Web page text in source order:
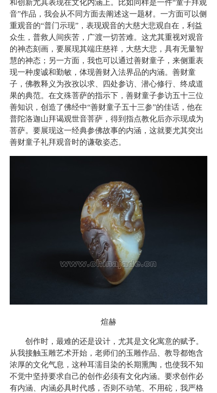
和创新尤其表现在文化内涵上。比如同样是一件“童子拜观
音”作品，我会从不同方面去阐述这一题材。一方面可以侧
重观音的“普门示现”，表现观音的大慈大悲观自在，利益
众生，普救人间疾苦，广渡一切苦难。这尤其重视对观音
的神态刻画，要展现其端庄慈祥，大慈大悲，具有无量智
慧的神态；另一方面，我也可以通过善财童子，来侧重表
现一种虔诚和勤敏，体现善财入法界品的内涵。善财童
子，佛教释义为孜孜以求、四处参访、潜心修行、终成道
果的典范。在文殊菩萨的指示下，善财童子参访五十三位
善知识，创造了佛经中“善财童子五十三参”的佳话，他在
普陀洛迦山拜谒观世音菩萨，得到指点教化后亦示现成为
菩萨。要展现这一经典参佛故事的内涵，这就要尤其突出
善财童子礼拜观音时的谦敬姿态。
煊赫
创作时，最难的还是设计，尤其是文化寓意的赋予。
从我接触玉雕艺术开始，老师们的玉雕作品、教导都饱含
浓厚的文化气息，这种耳濡目染的长期熏陶，也使我不知
不觉中坚持要求自己的创作必须有文化内涵。要求创作必
有内涵、内涵必具时代感，否则不动笔、不用砣，我严格